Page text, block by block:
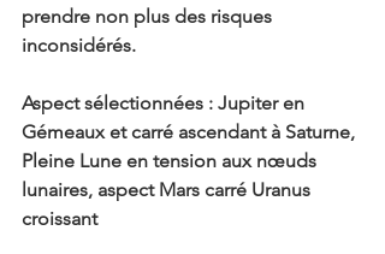
prendre non plus des risques
inconsidérés.
Aspect sélectionnées : Jupiter en
Gémeaux et carré ascendant à Saturne,
Pleine Lune en tension aux nœuds
lunaires, aspect Mars carré Uranus
croissant